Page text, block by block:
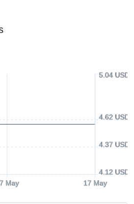
May 17 May
4.12 USD
4.37 USD
4.62 USD
5.04 USD